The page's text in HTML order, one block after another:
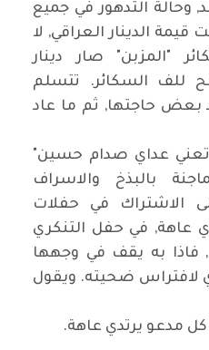
وحالة التدهور في جميع
الدينار العراقي, لا
"المزبن" صار دينار
للف السكائر. تتسلم
بعض حاجتها, ثم ما عاد
عداي صدام حسين"
بالبذخ والاسراف
الاشتراك في حفلات
عاهة, في حفل التنكري
فاذا به يقف في وجهها
لافتراس ضحيته. ويقول
مدعو يرتدي عاهة.